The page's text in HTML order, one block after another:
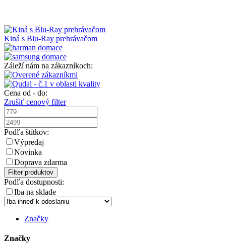
Kiná s Blu-Ray prehrávačom
Záleží nám na zákazníkoch:
Cena od - do:
Zrušiť cenový filter
Podľa štítkov:
Výpredaj
Novinka
Doprava zdarma
Filter produktov
Podľa dostupnosti:
Iba na sklade
Značky
Značky